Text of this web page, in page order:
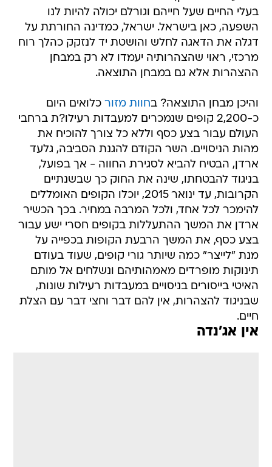
בעלי החיים שעל חייהם וגורלם יכולה להיות לנו
השפעה, כאן בישראל. ישראל, כמדינה החורתת על
דגלה את הדאגה לחלש והושטת יד לנזקק כהלך רוח
מרכזי, ראוי שהצהרותיה יעמדו לא רק במבחן
ההצהרות אלא גם במבחן התוצאה.
והיכן מבחן התוצאה? בחוות מזור כלואים היום
כ-2,200 קופים שנמכרים למעבדות רעילו?ת ברחבי
העולם עבור בצע כסף וללא כל צורך להוכיח את
מהות הניסויים. השר הקודם להגנת הסביבה, גלעד
ארדן, הבטיח להביא לסגירת החווה - אך בפועל,
בניגוד להבטחתו, שינה את החוק כך שבשנתיים
הקרובות, עד ינואר 2015, יוכלו הקופים האומללים
להימכר לכל אחד, ולכל המרבה במחיר. בכך הכשיר
ארדן את המשך ההתעללות בקופים חסרי ישע עבור
בצע כסף, את המשך הרבעת הקופות בכפייה על
מנת "לייצר" כמה שיותר גורי קופים, שעוד בעודם
תינוקות מופרדים מאמהותיהם ונשלחים אל מותם
האיטי בייסורים בניסויים במעבדות רעילות שונות,
שבניגוד להצהרות, אין להם דבר וחצי דבר עם הצלת
חיים.
אין אג'נדה